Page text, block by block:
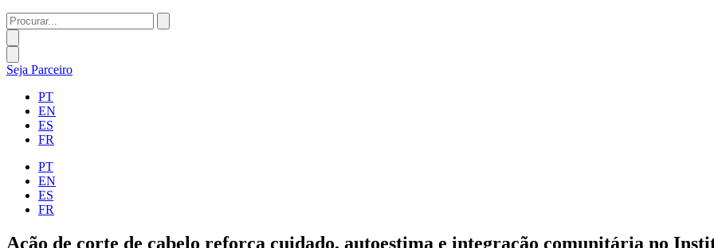
Procurar...
Seja Parceiro
PT
EN
ES
FR
PT
EN
ES
FR
Ação de corte de cabelo reforça cuidado, autoestima e integração comunitária no